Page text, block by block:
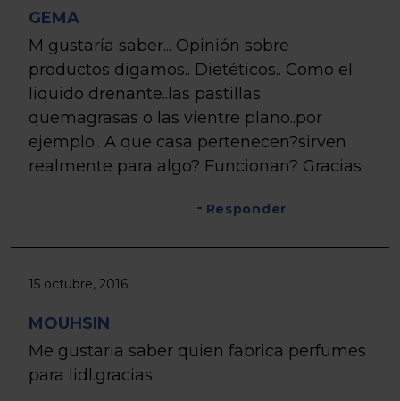
GEMA
M gustaría saber... Opinión sobre
productos digamos.. Dietéticos.. Como el
liquido drenante..las pastillas
quemagrasas o las vientre plano..por
ejemplo.. A que casa pertenecen?sirven
realmente para algo? Funcionan? Gracias
Responder
15 octubre, 2016
MOUHSIN
Me gustaria saber quien fabrica perfumes
para lidl.gracias